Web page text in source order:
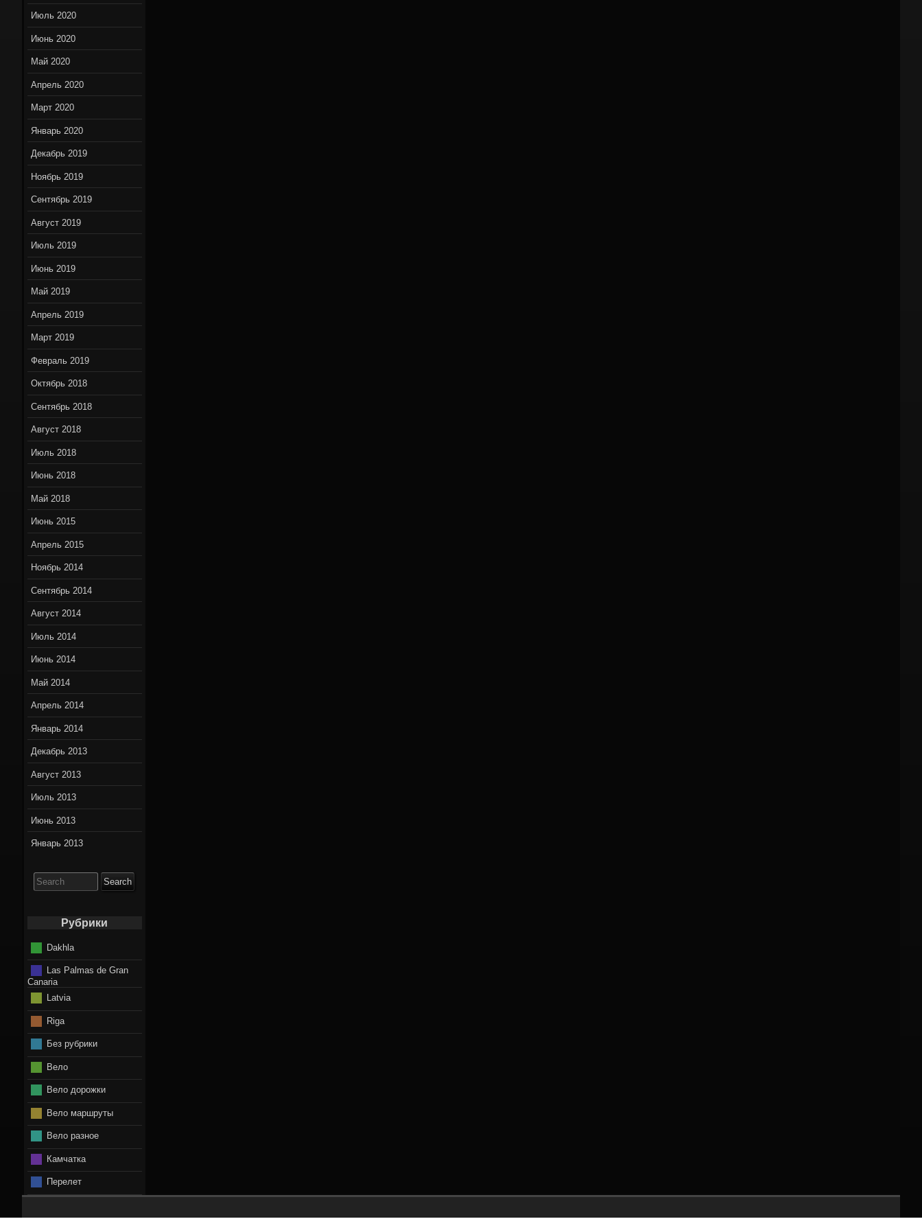
Июль 2020
Июнь 2020
Май 2020
Апрель 2020
Март 2020
Январь 2020
Декабрь 2019
Ноябрь 2019
Сентябрь 2019
Август 2019
Июль 2019
Июнь 2019
Май 2019
Апрель 2019
Март 2019
Февраль 2019
Октябрь 2018
Сентябрь 2018
Август 2018
Июль 2018
Июнь 2018
Май 2018
Июнь 2015
Апрель 2015
Ноябрь 2014
Сентябрь 2014
Август 2014
Июль 2014
Июнь 2014
Май 2014
Апрель 2014
Январь 2014
Декабрь 2013
Август 2013
Июль 2013
Июнь 2013
Январь 2013
for:
Рубрики
Dakhla
Las Palmas de Gran
Canaria
Latvia
Riga
Без рубрики
Вело
Вело дорожки
Вело маршруты
Вело разное
Камчатка
Перелет